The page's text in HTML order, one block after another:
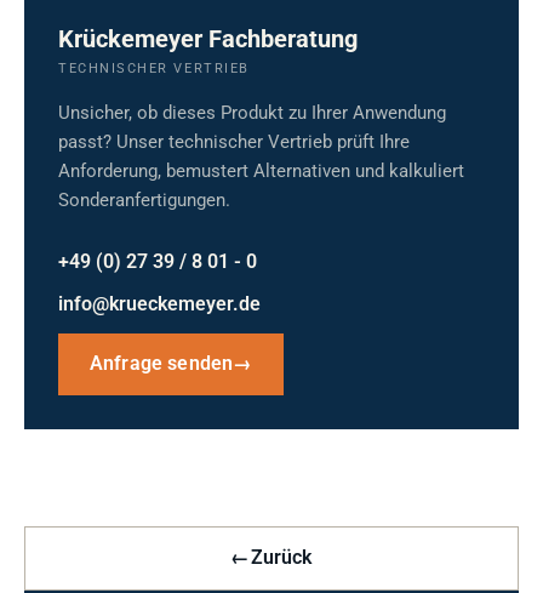
Krückemeyer Fachberatung
TECHNISCHER VERTRIEB
Unsicher, ob dieses Produkt zu Ihrer Anwendung
passt? Unser technischer Vertrieb prüft Ihre
Anforderung, bemustert Alternativen und kalkuliert
Sonderanfertigungen.
+49 (0) 27 39 / 8 01 - 0
info@krueckemeyer.de
Anfrage senden→
←Zurück